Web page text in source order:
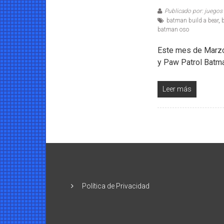
Publicado por: juegos
batman build a bear,
batman oso
Este mes de
y Paw Patrol
Leer más
Política de Privacidad